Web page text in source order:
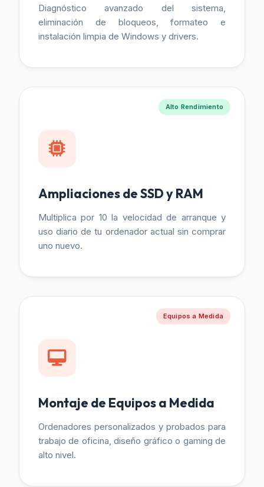
Diagnóstico avanzado del sistema,
eliminación de bloqueos, formateo e
instalación limpia de Windows y drivers.
Alto Rendimiento
Ampliaciones de SSD y RAM
Multiplica por 10 la velocidad de arranque y
uso diario de tu ordenador actual sin comprar
uno nuevo.
Equipos a Medida
Montaje de Equipos a Medida
Ordenadores personalizados y probados para
trabajo de oficina, diseño gráfico o gaming de
alto nivel.